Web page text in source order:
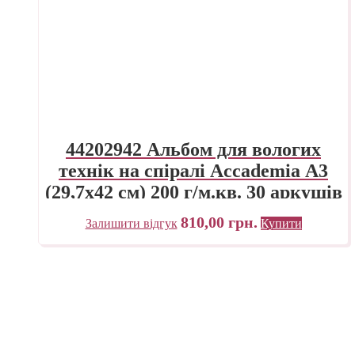
44202942 Альбом для вологих
технік на спіралі Accademia А3
(29,7х42 см) 200 г/м.кв. 30 аркушів
Fabriano Італія
Залишити відгук 810,00 грн. Купити